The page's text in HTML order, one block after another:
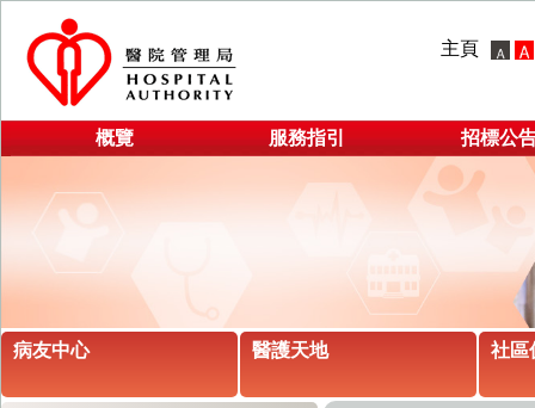
主頁
概覽 服務指引 招標公
病友中心 醫護天地 社區